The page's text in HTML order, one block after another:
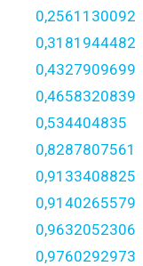
0,2561130092
0,3181944482
0,4327909699
0,4658320839
0,534404835
0,8287807561
0,9133408825
0,9140265579
0,9632052306
0,9760292973